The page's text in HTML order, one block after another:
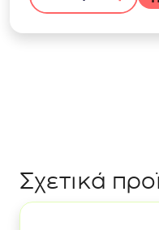
The
ποσότητα
Σχετικά